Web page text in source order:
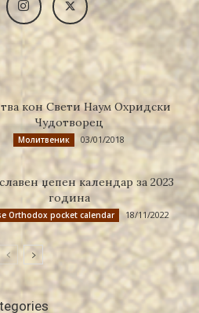
кон Свети Наум Охридски
Чудотворец
Молитвеник 03/01/2018
џепен календар за 2023
година
Orthodox pocket calendar 18/11/2022